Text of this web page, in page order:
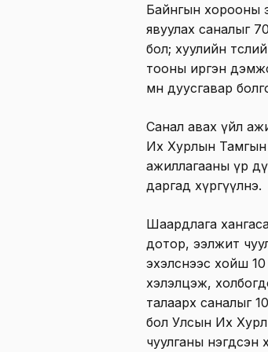
Байнгын хорооны
явуулах саналыг
бол; хуулийн
тооны иргэн
өмнө дуусгавар
Санал авах үйл
Их Хурлын Тамгын
ажиллагааны үр
даргад хүргүүлнэ.
Шаардлага
дотор, ээлжит
эхэлснээс хойш
хэлэлцэж,
талаарх саналыг
бол Улсын Их
чуулганы